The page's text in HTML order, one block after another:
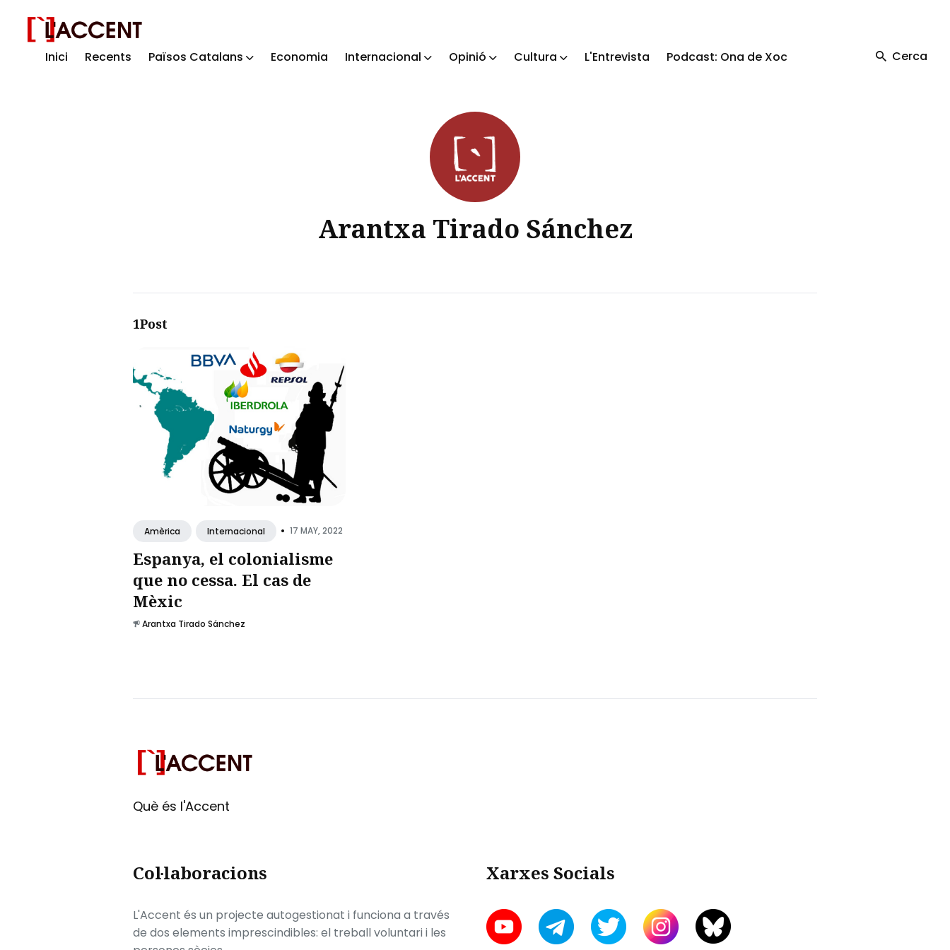
Inici Recents Països Catalans Economia Internacional Opinió Cultura L'Entrevista Podcast: Ona de Xoc Cerca
Arantxa Tirado Sánchez
1Post
Amèrica Internacional • 17 MAY, 2022
Espanya, el colonialisme
que no cessa. El cas de
Mèxic
Arantxa Tirado Sánchez
Què és l'Accent
Col·laboracions
L'Accent és un projecte autogestionat i funciona a través
de dos elements imprescindibles: el treball voluntari i les
Xarxes Socials